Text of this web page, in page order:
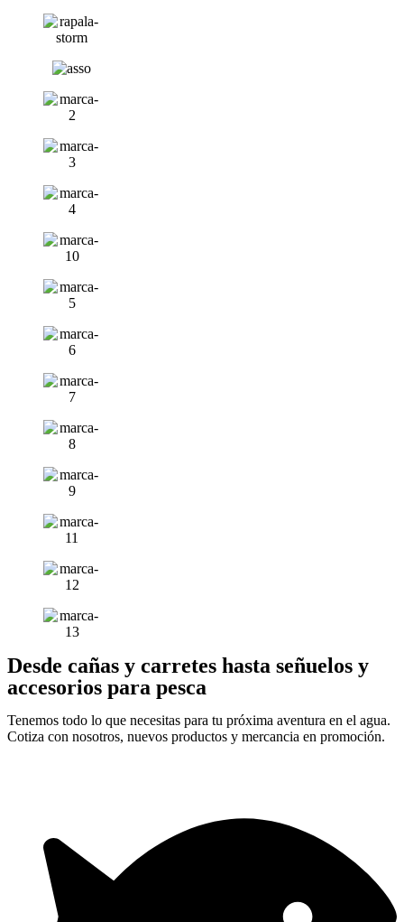
Desde cañas y carretes hasta señuelos y
accesorios para pesca
Tenemos todo lo que necesitas para tu próxima aventura en el agua.
Cotiza con nosotros, nuevos productos y mercancia en promoción.